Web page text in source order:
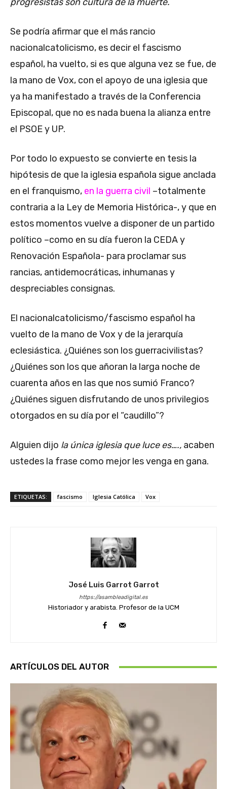
Se podría afirmar que el más rancio
nacionalcatolicismo, es decir el fascismo
español, ha vuelto, si es que alguna vez se fue, de
la mano de Vox, con el apoyo de una iglesia que
ya ha manifestado a través de la Conferencia
Episcopal, que no es nada buena la alianza entre
el PSOE y UP.
Por todo lo expuesto se convierte en tesis la
hipótesis de que la iglesia española sigue anclada
en el franquismo, en la guerra civil –totalmente
contraria a la Ley de Memoria Histórica-, y que en
estos momentos vuelve a disponer de un partido
político –como en su día fueron la CEDA y
Renovación Española- para proclamar sus
rancias, antidemocráticas, inhumanas y
despreciables consignas.
El nacionalcatolicismo/fascismo español ha
vuelto de la mano de Vox y de la jerarquía
eclesiástica. ¿Quiénes son los guerracivilistas?
¿Quiénes son los que añoran la larga noche de
cuarenta años en las que nos sumió Franco?
¿Quiénes siguen disfrutando de unos privilegios
otorgados en su día por el “caudillo”?
Alguien dijo la única iglesia que luce es…., acaben
ustedes la frase como mejor les venga en gana.
ETIQUETAS: fascismo Iglesia Católica Vox
José Luis Garrot Garrot
https://asambleadigital.es
Historiador y arabista. Profesor de la UCM
ARTÍCULOS DEL AUTOR